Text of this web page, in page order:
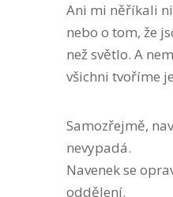
Ani mi něříkali
nebo o tom, že
než světlo. A
všichni tvoříme
Samozřejmě,
nevypadá.
Navenek se
oddělení.